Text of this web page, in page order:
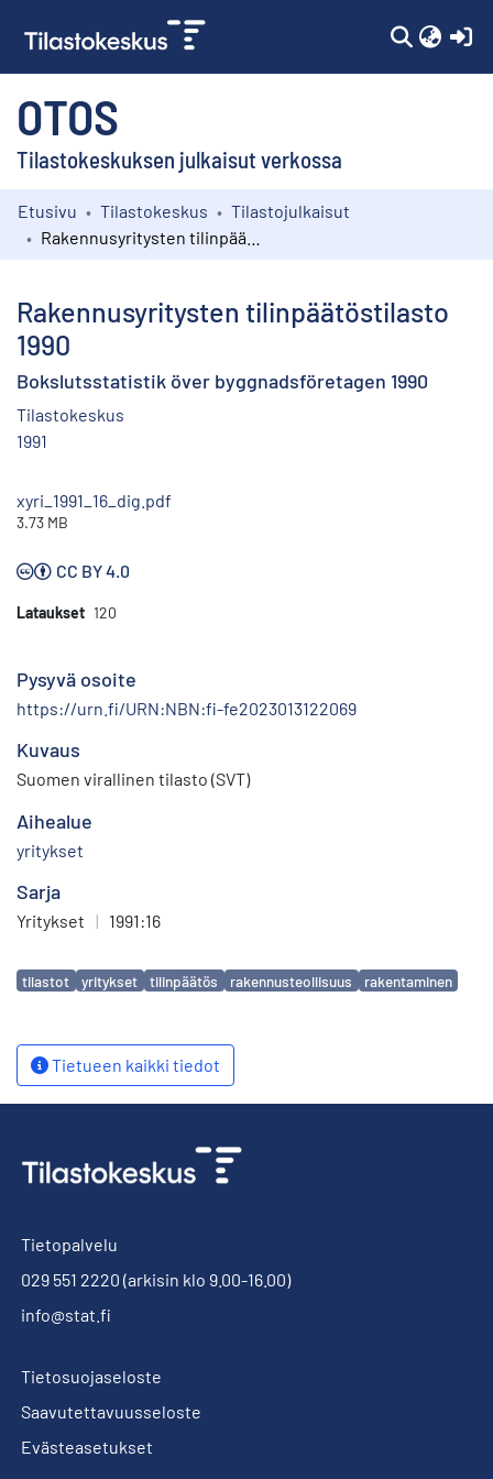
OTOS
Tilastokeskuksen julkaisut verkossa
Kokoelmat
Etusivu Tilastokeskus
Tilastojulkaisut
Rakennusyritysten tilinpäätöstilasto
1990
Bokslutsstatistik över byggnadsföretagen 1990
Tilastokeskus
1991
xyri_1991_16_dig.pdf
3.73 MB
CC BY 4.0
Lataukset 120
Pysyvä osoite
https://urn.fi/URN:NBN:fi-fe2023013122069
Kuvaus
Suomen virallinen tilasto (SVT)
Aihealue
yritykset
Sarja
Yritykset | 1991:16
Avainsanat
tilastot yritykset tilinpäätös rakennusteollisuus rakentaminen
Tietueen kaikki tiedot
Tietopalvelu
029 551 2220 (arkisin klo 9.00-16.00)
info@stat.fi
Tietosuojaseloste
Saavutettavuusseloste
Evästeasetukset